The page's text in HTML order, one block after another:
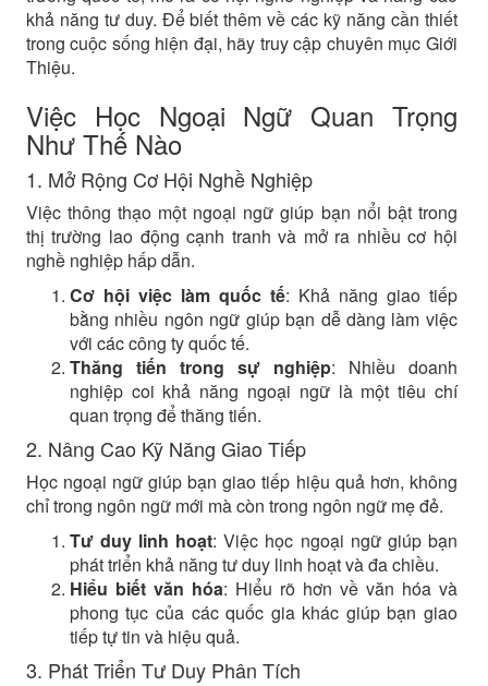
khả năng tư duy. Để biết thêm về các kỹ năng cần thiết
trong cuộc sống hiện đại, hãy truy cập chuyên mục Giới
Thiệu.
Việc Học Ngoại Ngữ Quan Trọng
Như Thế Nào
1. Mở Rộng Cơ Hội Nghề Nghiệp
Việc thông thạo một ngoại ngữ giúp bạn nổi bật trong
thị trường lao động cạnh tranh và mở ra nhiều cơ hội
nghề nghiệp hấp dẫn.
Cơ hội việc làm quốc tế: Khả năng giao tiếp
bằng nhiều ngôn ngữ giúp bạn dễ dàng làm việc
với các công ty quốc tế.
Thăng tiến trong sự nghiệp: Nhiều doanh
nghiệp coi khả năng ngoại ngữ là một tiêu chí
quan trọng để thăng tiến.
2. Nâng Cao Kỹ Năng Giao Tiếp
Học ngoại ngữ giúp bạn giao tiếp hiệu quả hơn, không
chỉ trong ngôn ngữ mới mà còn trong ngôn ngữ mẹ đẻ.
Tư duy linh hoạt: Việc học ngoại ngữ giúp bạn
phát triển khả năng tư duy linh hoạt và đa chiều.
Hiểu biết văn hóa: Hiểu rõ hơn về văn hóa và
phong tục của các quốc gia khác giúp bạn giao
tiếp tự tin và hiệu quả.
3. Phát Triển Tư Duy Phân Tích